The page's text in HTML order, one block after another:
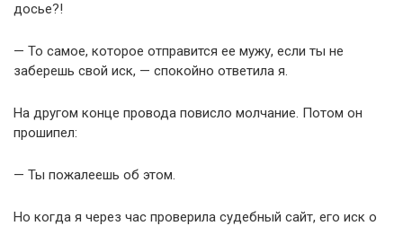
досье?!
— То самое, которое отправится ее мужу, если ты не
заберешь свой иск, — спокойно ответила я.
На другом конце провода повисло молчание. Потом он
прошипел:
— Ты пожалеешь об этом.
Но когда я через час проверила судебный сайт, его иск о